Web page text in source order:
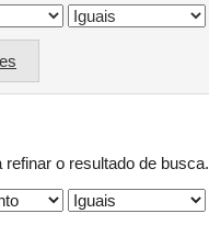
refinar o resultado de busca.